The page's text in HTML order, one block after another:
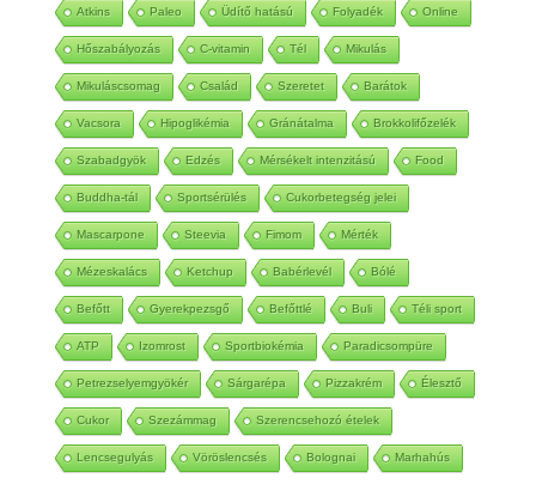
Atkins Paleo Üdítő hatású Folyadék Online
Hőszabályozás C-vitamin Tél Mikulás
Mikuláscsomag Család Szeretet Barátok
Vacsora Hipoglikémia Gránátalma Brokkolifőzelék
Szabadgyök Edzés Mérsékelt intenzitású Food
Buddha-tál Sportsérülés Cukorbetegség jelei
Mascarpone Steevia Fimom Mérték
Mézeskalács Ketchup Babérlevél Bólé
Befőtt Gyerekpezsgő Befőttlé Buli Téli sport
ATP Izomrost Sportbiokémia Paradicsompüre
Petrezselyemgyökér Sárgarépa Pizzakrém Élesztő
Cukor Szezámmag Szerencsehozó ételek
Lencsegulyás Vöröslencsés Bolognai Marhahús